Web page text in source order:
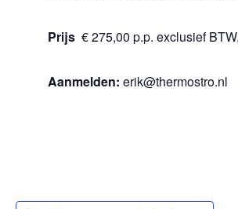
Prijs€ 275,00 p.p. exclusief BTW,
Aanmelden: erik@thermostro.nl